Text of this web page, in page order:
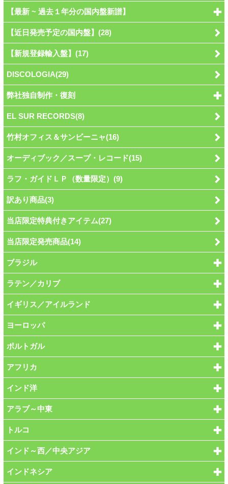
【最新 ~ 過去１年分の国内盤新譜】
【近日発売予定の国内盤】(28)
【新規登録輸入盤】(17)
DISCOLOGIA(29)
弊社独自制作・復刻
EL SUR RECORDS(8)
竹村オフィス＆サンビーニャ(16)
オーディブック／スープ・レコード(15)
ラフ・ガイドＬＰ（数量限定）(9)
訳あり商品(3)
当店限定特典付きアイテム(27)
当店限定発売商品(14)
ブラジル
ラテン／カリブ
イギリス／アイルランド
ヨーロッパ
ポルトガル
アフリカ
インド洋
アラブ～中東
トルコ
インド～西／中央アジア
インドネシア